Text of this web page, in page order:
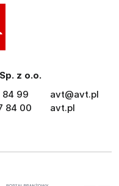
z o.o.
84 99
84 00
avt@avt.pl
avt.pl